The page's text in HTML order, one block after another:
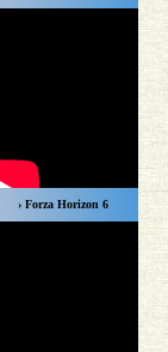
› Forza Horizon 6